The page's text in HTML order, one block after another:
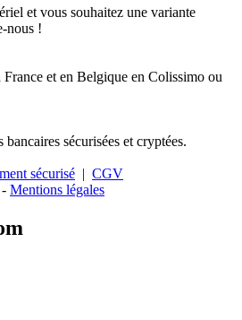
et vous souhaitez une variante
nous !
et en Belgique en Colissimo ou
sécurisées et cryptées.
sécurisé | CGV
- Mentions légales